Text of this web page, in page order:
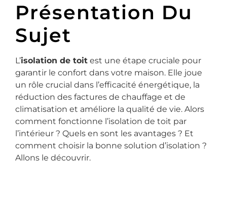
Présentation Du
Sujet
L’isolation de toit est une étape cruciale pour
garantir le confort dans votre maison. Elle joue
un rôle crucial dans l’efficacité énergétique, la
réduction des factures de chauffage et de
climatisation et améliore la qualité de vie. Alors
comment fonctionne l’isolation de toit par
l’intérieur ? Quels en sont les avantages ? Et
comment choisir la bonne solution d’isolation ?
Allons le découvrir.